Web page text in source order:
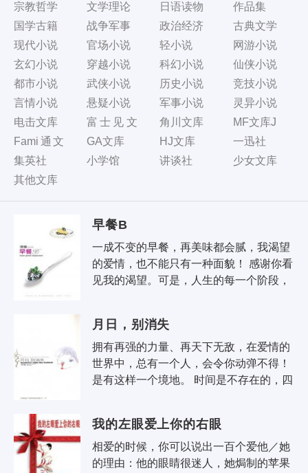
宗教哲学
文学理论 日语读物
作品集
国学古籍
战争军事 政治经济
古典文学
现代小说
官场小说 轻小说
网游小说
玄幻小说
穿越小说 科幻小说
仙侠小说
都市小说
武侠小说 历史小说
竞技小说
言情小说
悬疑小说 军事小说
灵异小说
电击文库
富士见文
库
角川文库
MF文库J
Fami通文
库
GA文库 HJ文库
一迅社
集英社
小学馆 讲谈社
少女文库
其他文库
早餐B
一成不变的早餐，再美味都会腻，我渴望
的爱情，也不能只有一种面貌！ 感谢你看
见我的渴望。可是，人生的每一个阶段，
月日，别消失
拥有再强的力量、再天下无敌，在爱情的
世界中，总有一个人，会令你动弹不得！
是有这样一个境地。 时间是不存在的，四
我的左眼爱上你的右眼
相爱的时候，你可以说出一百个爱他／她
的理由：他的眼睛很迷人，她焗制的苹果